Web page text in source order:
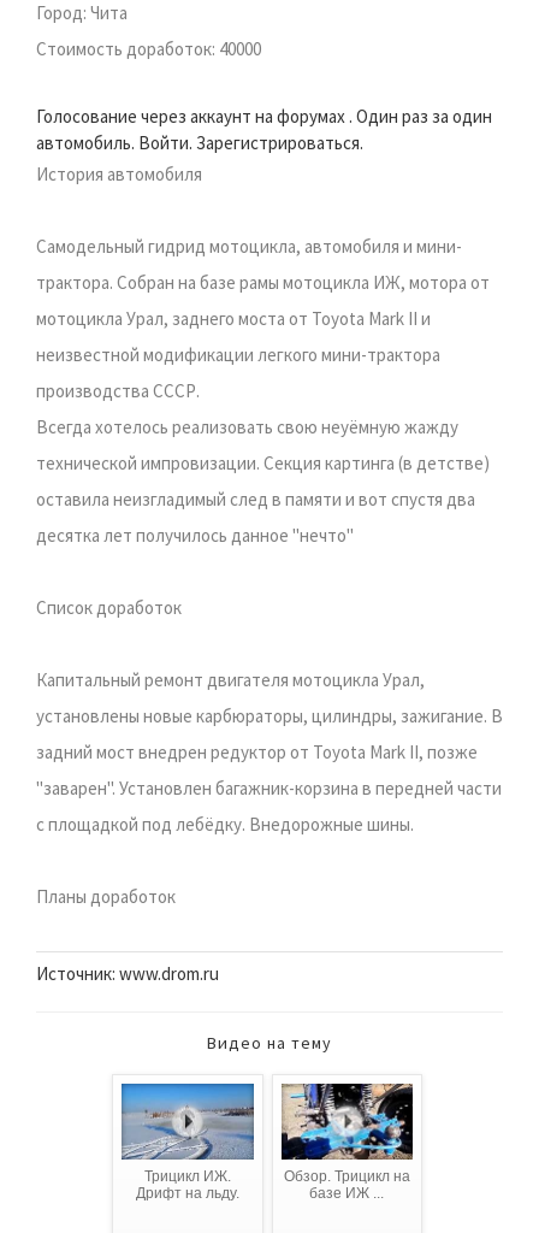
Город: Чита
Стоимость доработок: 40000
Голосование через аккаунт на форумах . Один раз за один
автомобиль. Войти. Зарегистрироваться.
История автомобиля
Самодельный гидрид мотоцикла, автомобиля и мини-
трактора. Собран на базе рамы мотоцикла ИЖ, мотора от
мотоцикла Урал, заднего моста от Toyota Mark II и
неизвестной модификации легкого мини-трактора
производства СССР.
Всегда хотелось реализовать свою неуёмную жажду
технической импровизации. Секция картинга (в детстве)
оставила неизгладимый след в памяти и вот спустя два
десятка лет получилось данное "нечто"
Список доработок
Капитальный ремонт двигателя мотоцикла Урал,
установлены новые карбюраторы, цилиндры, зажигание. В
задний мост внедрен редуктор от Toyota Mark II, позже
"заварен". Установлен багажник-корзина в передней части
с площадкой под лебёдку. Внедорожные шины.
Планы доработок
Источник: www.drom.ru
Видео на тему
Трицикл ИЖ.
Дрифт на льду.
Обзор. Трицикл на
базе ИЖ ...